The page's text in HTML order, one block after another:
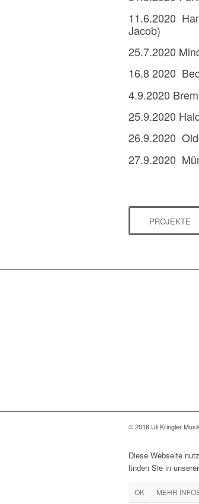
11.6.2020
Jacob)
25.7.2020
16.8 2020
4.9.2020
25.9.2020
26.9.2020
27.9.2020
PROJEKTE
© 2016 Uli Kringler
Diese Webseite
finden Sie in
OK MEHR